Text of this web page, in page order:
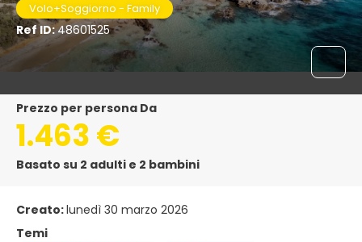
Volo+Soggiorno - Family
Ref ID:48601525
Prezzo per persona Da
1.463 €
Basato su 2 adulti e 2 bambini
Creato:lunedì 30 marzo 2026
Temi